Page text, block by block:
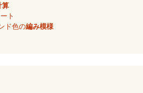
算
ト
ド色の編み模様